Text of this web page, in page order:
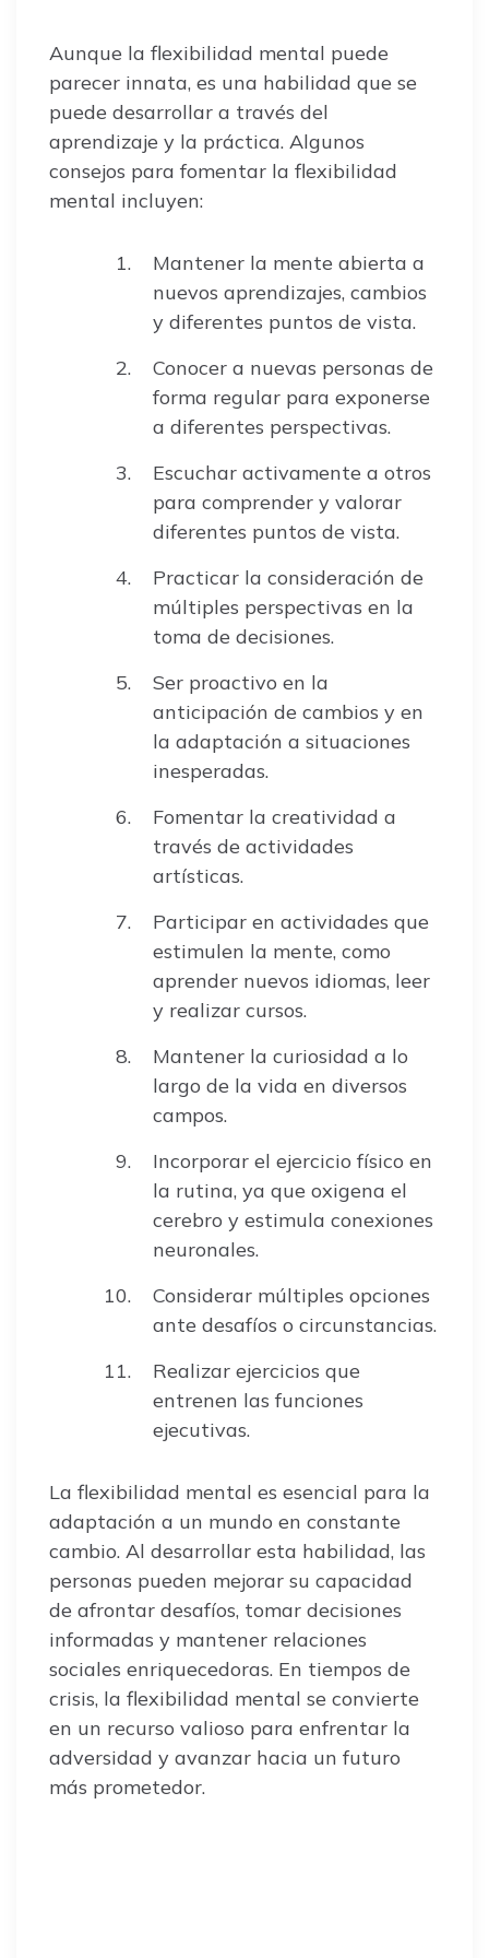
Aunque la flexibilidad mental puede
parecer innata, es una habilidad que se
puede desarrollar a través del
aprendizaje y la práctica. Algunos
consejos para fomentar la flexibilidad
mental incluyen:
Mantener la mente abierta a
nuevos aprendizajes, cambios
y diferentes puntos de vista.
Conocer a nuevas personas de
forma regular para exponerse
a diferentes perspectivas.
Escuchar activamente a otros
para comprender y valorar
diferentes puntos de vista.
Practicar la consideración de
múltiples perspectivas en la
toma de decisiones.
Ser proactivo en la
anticipación de cambios y en
la adaptación a situaciones
inesperadas.
Fomentar la creatividad a
través de actividades
artísticas.
Participar en actividades que
estimulen la mente, como
aprender nuevos idiomas, leer
y realizar cursos.
Mantener la curiosidad a lo
largo de la vida en diversos
campos.
Incorporar el ejercicio físico en
la rutina, ya que oxigena el
cerebro y estimula conexiones
neuronales.
Considerar múltiples opciones
ante desafíos o circunstancias.
Realizar ejercicios que
entrenen las funciones
ejecutivas.
La flexibilidad mental es esencial para la
adaptación a un mundo en constante
cambio. Al desarrollar esta habilidad, las
personas pueden mejorar su capacidad
de afrontar desafíos, tomar decisiones
informadas y mantener relaciones
sociales enriquecedoras. En tiempos de
crisis, la flexibilidad mental se convierte
en un recurso valioso para enfrentar la
adversidad y avanzar hacia un futuro
más prometedor.